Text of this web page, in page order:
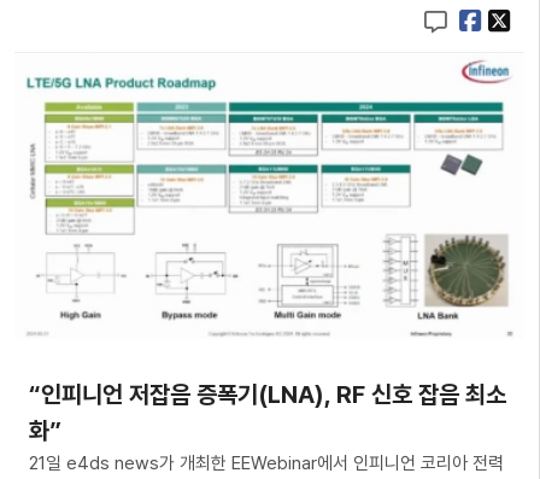
“인피니언 저잡음 증폭기(LNA), RF 신호 잡음 최소
화”
21일 e4ds news가 개최한 EEWebinar에서 인피니언 코리아 전력